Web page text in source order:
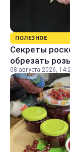
ПОЛЕЗНОЕ
Секреты
обрезать
08 августа 2026,